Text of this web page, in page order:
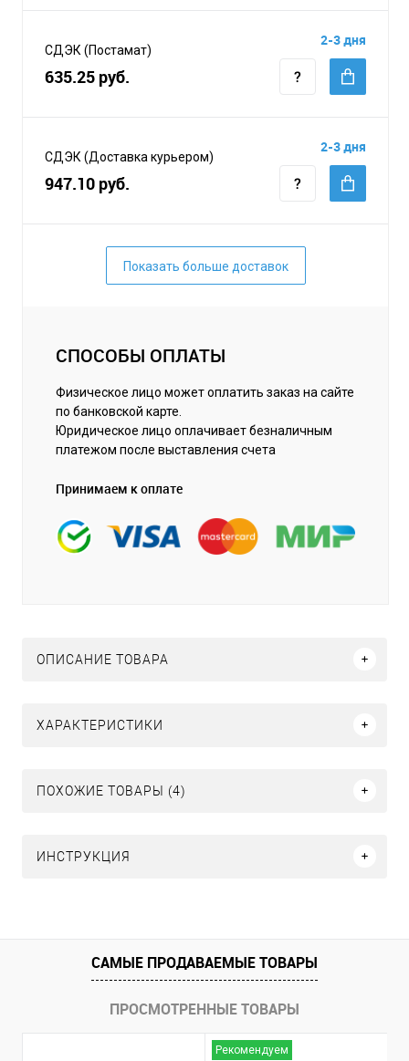
СДЭК (Постамат)
635.25 руб.
2-3 дня
СДЭК (Доставка курьером)
947.10 руб.
2-3 дня
Показать больше доставок
СПОСОБЫ ОПЛАТЫ
Физическое лицо может оплатить заказ на сайте
по банковской карте.
Юридическое лицо оплачивает безналичным
платежом после выставления счета
Принимаем к оплате
ОПИСАНИЕ ТОВАРА
ХАРАКТЕРИСТИКИ
ПОХОЖИЕ ТОВАРЫ (4)
ИНСТРУКЦИЯ
САМЫЕ ПРОДАВАЕМЫЕ ТОВАРЫ
ПРОСМОТРЕННЫЕ ТОВАРЫ
Рекомендуем